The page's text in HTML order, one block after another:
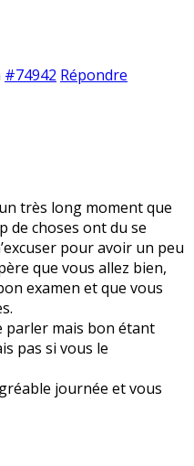
#74942 Répondre
très long moment que
de choses ont du se
pour avoir un peu
que vous allez bien,
examen et que vous
parler mais bon étant
pas si vous le
journée et vous